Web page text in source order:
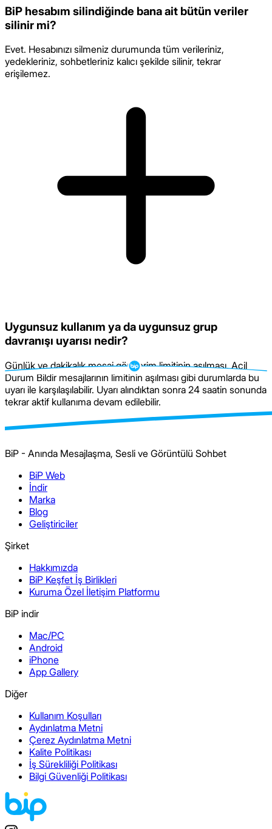
BiP hesabım silindiğinde bana ait bütün veriler
silinir mi?
Evet. Hesabınızı silmeniz durumunda tüm verileriniz,
yedekleriniz, sohbetleriniz kalıcı şekilde silinir, tekrar
erişilemez.
Uygunsuz kullanım ya da uygunsuz grup
davranışı uyarısı nedir?
Günlük ve dakikalık mesaj gönderim limitinin aşılması, Acil
Durum Bildir mesajlarının limitinin aşılması gibi durumlarda bu
uyarı ile karşılaşılabilir. Uyarı alındıktan sonra 24 saatin sonunda
tekrar aktif kullanıma devam edilebilir.
BiP - Anında Mesajlaşma, Sesli ve Görüntülü Sohbet
BiP Web
İndir
Marka
Blog
Geliştiriciler
Şirket
Hakkımızda
BiP Keşfet İş Birlikleri
Kuruma Özel İletişim Platformu
BiP indir
Mac/PC
Android
iPhone
App Gallery
Diğer
Kullanım Koşulları
Aydınlatma Metni
Çerez Aydınlatma Metni
Kalite Politikası
İş Sürekliliği Politikası
Bilgi Güvenliği Politikası